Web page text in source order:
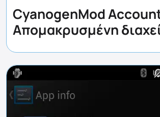
CyanogenMod
Aπομακρυσμένη